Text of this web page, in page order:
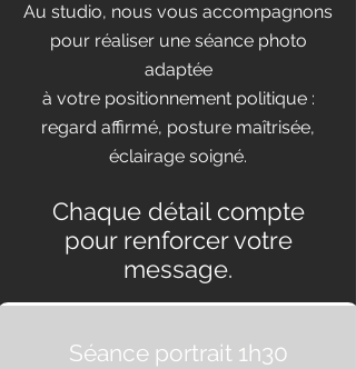
Au studio, nous vous accompagnons
pour réaliser une séance photo
adaptée
à votre positionnement politique :
regard affirmé, posture maîtrisée,
éclairage soigné.
Chaque détail compte
pour renforcer votre
message.
Séance portrait 1h30